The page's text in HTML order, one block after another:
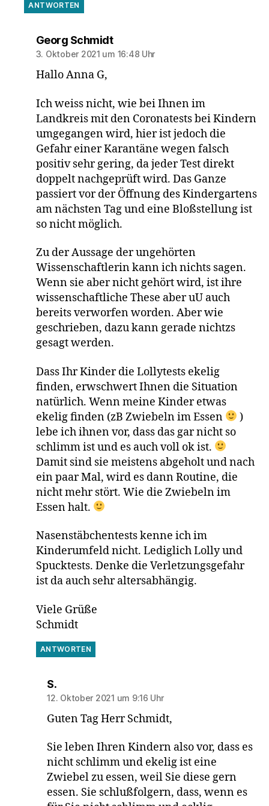
ANTWORTEN
Georg Schmidtsagt:
3. Oktober 2021 um 16:48 Uhr
Hallo Anna G,
Ich weiss nicht, wie bei Ihnen im
Landkreis mit den Coronatests bei Kindern
umgegangen wird, hier ist jedoch die
Gefahr einer Karantäne wegen falsch
positiv sehr gering, da jeder Test direkt
doppelt nachgeprüft wird. Das Ganze
passiert vor der Öffnung des Kindergartens
am nächsten Tag und eine Bloßstellung ist
so nicht möglich.
Zu der Aussage der ungehörten
Wissenschaftlerin kann ich nichts sagen.
Wenn sie aber nicht gehört wird, ist ihre
wissenschaftliche These aber uU auch
bereits verworfen worden. Aber wie
geschrieben, dazu kann gerade nichtzs
gesagt werden.
Dass Ihr Kinder die Lollytests ekelig
finden, erwschwert Ihnen die Situation
natürlich. Wenn meine Kinder etwas
ekelig finden (zB Zwiebeln im Essen
)
lebe ich ihnen vor, dass das gar nicht so
schlimm ist und es auch voll ok ist.
Damit sind sie meistens abgeholt und nach
ein paar Mal, wird es dann Routine, die
nicht mehr stört. Wie die Zwiebeln im
Essen halt.
Nasenstäbchentests kenne ich im
Kinderumfeld nicht. Lediglich Lolly und
Spucktests. Denke die Verletzungsgefahr
ist da auch sehr altersabhängig.
Viele Grüße
Schmidt
ANTWORTEN
S.sagt:
12. Oktober 2021 um 9:16 Uhr
Guten Tag Herr Schmidt,
Sie leben Ihren Kindern also vor, dass es
nicht schlimm und ekelig ist eine
Zwiebel zu essen, weil Sie diese gern
essen. Sie schlußfolgern, dass, wenn es